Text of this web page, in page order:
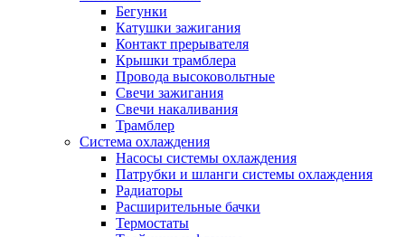
Бегунки
Катушки зажигания
Контакт прерывателя
Крышки трамблера
Провода высоковольтные
Свечи зажигания
Свечи накаливания
Трамблер
Система охлаждения
Насосы системы охлаждения
Патрубки и шланги системы охлаждения
Радиаторы
Расширительные бачки
Термостаты